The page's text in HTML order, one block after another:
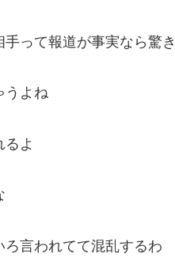
って報道が事実なら驚き
うよね
よ
言われてて混乱するわ